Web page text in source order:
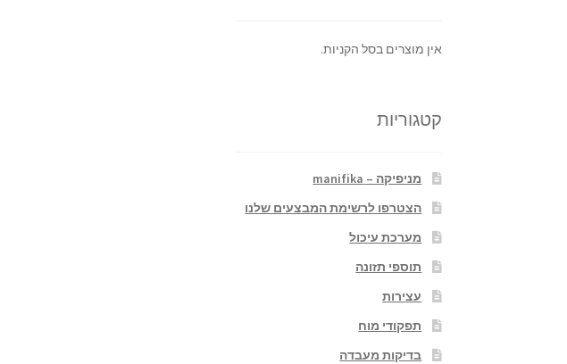
אין מוצרים בסל הקניות.
קטגוריות
מניפיקה – manifika
הצטרפו לרשימת המבצעים שלנו
מערכת עיכול
תוספי תזונה
עצירות
תפקודי מוח
בדיקות מעבדה